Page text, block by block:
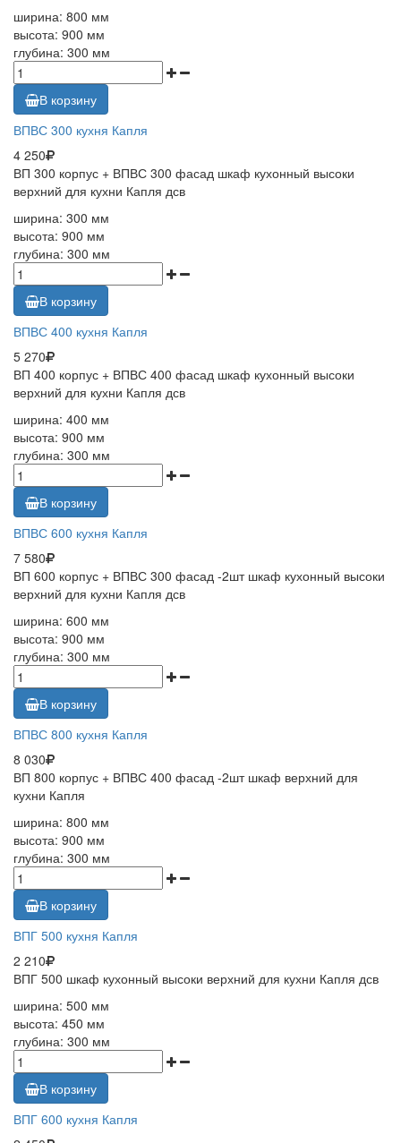
ширина: 800 мм
высота: 900 мм
глубина: 300 мм
В корзину
ВПВС 300 кухня Капля
4 250
ВП 300 корпус + ВПВС 300 фасад шкаф кухонный высоки
верхний для кухни Капля дсв
ширина: 300 мм
высота: 900 мм
глубина: 300 мм
В корзину
ВПВС 400 кухня Капля
5 270
ВП 400 корпус + ВПВС 400 фасад шкаф кухонный высоки
верхний для кухни Капля дсв
ширина: 400 мм
высота: 900 мм
глубина: 300 мм
В корзину
ВПВС 600 кухня Капля
7 580
ВП 600 корпус + ВПВС 300 фасад -2шт шкаф кухонный высоки
верхний для кухни Капля дсв
ширина: 600 мм
высота: 900 мм
глубина: 300 мм
В корзину
ВПВС 800 кухня Капля
8 030
ВП 800 корпус + ВПВС 400 фасад -2шт шкаф верхний для
кухни Капля
ширина: 800 мм
высота: 900 мм
глубина: 300 мм
В корзину
ВПГ 500 кухня Капля
2 210
ВПГ 500 шкаф кухонный высоки верхний для кухни Капля дсв
ширина: 500 мм
высота: 450 мм
глубина: 300 мм
В корзину
ВПГ 600 кухня Капля